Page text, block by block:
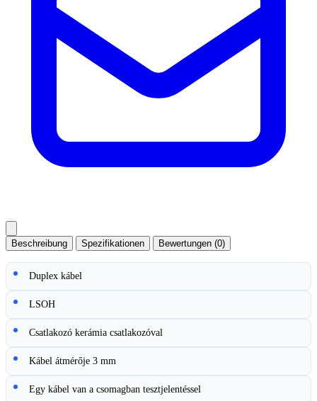
Beschreibung Spezifikationen Bewertungen (0)
Duplex kábel
LSOH
Csatlakozó kerámia csatlakozóval
Kábel átmérője 3 mm
Egy kábel van a csomagban tesztjelentéssel